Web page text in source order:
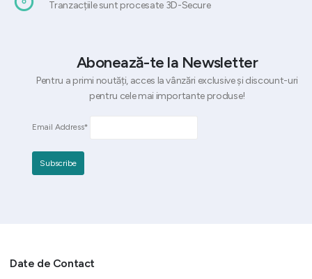
Tranzacțiile sunt procesate 3D-Secure
Abonează-te la Newsletter
Pentru a primi noutăți, acces la vânzări exclusive și discount-uri
pentru cele mai importante produse!
Email Address*
Date de Contact